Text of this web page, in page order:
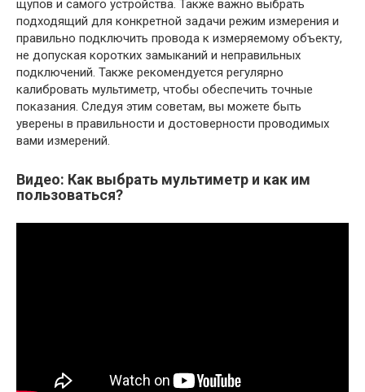
щупов и самого устройства. Также важно выбрать
подходящий для конкретной задачи режим измерения и
правильно подключить провода к измеряемому объекту,
не допуская коротких замыканий и неправильных
подключений. Также рекомендуется регулярно
калибровать мультиметр, чтобы обеспечить точные
показания. Следуя этим советам, вы можете быть
уверены в правильности и достоверности проводимых
вами измерений.
Видео: Как выбрать мультиметр и как им
пользоваться?